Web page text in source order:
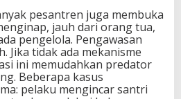
pesantren juga membuka
jauh dari orang tua,
pengelola. Pengawasan
Jika tidak ada mekanisme
ini memudahkan predator
Beberapa kasus
pelaku mengincar santri